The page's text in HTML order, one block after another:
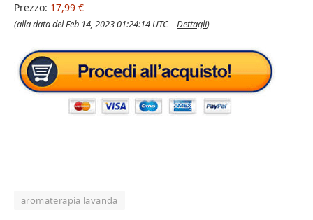
Prezzo: 17,99 €
(alla data del Feb 14, 2023 01:24:14 UTC –Dettagli)
aromaterapia lavanda